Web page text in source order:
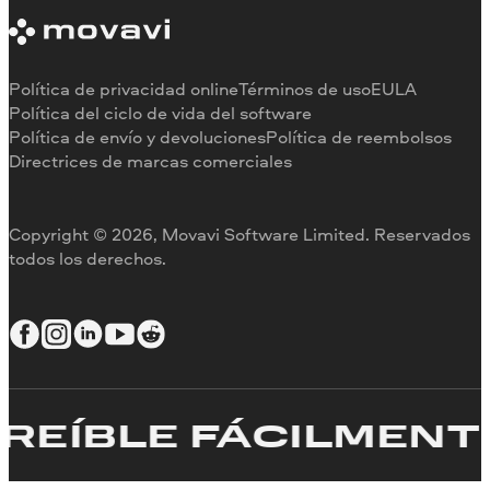
Limitaciones de la versión de prueba
Reembolso
Testimonios
Por qué elegirnos
Para el trabajo
Copyright © 2026, Movavi Software Limited. Reservados
todos los derechos.
Política de privacidad onlineTérminos de usoEULA
Política del ciclo de vida del software
Política de envío y devolucionesPolítica de reembolsos
Directrices de marcas comerciales
FÁCILMENTE